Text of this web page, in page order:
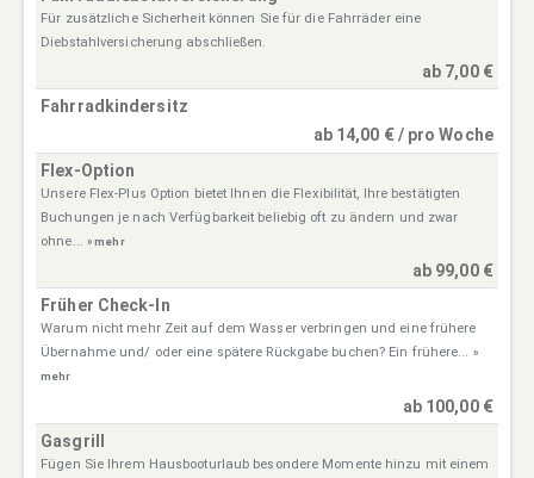
Für zusätzliche Sicherheit können Sie für die Fahrräder eine
Diebstahlversicherung abschließen.
ab 7,00 €
Fahrradkindersitz
ab 14,00 € / pro Woche
Flex-Option
Unsere Flex-Plus Option bietet Ihnen die Flexibilität, Ihre bestätigten
Buchungen je nach Verfügbarkeit beliebig oft zu ändern und zwar
ohne... » mehr
ab 99,00 €
Früher Check-In
Warum nicht mehr Zeit auf dem Wasser verbringen und eine frühere
Übernahme und/ oder eine spätere Rückgabe buchen? Ein frühere... »
mehr
ab 100,00 €
Gasgrill
Fügen Sie Ihrem Hausbooturlaub besondere Momente hinzu mit einem